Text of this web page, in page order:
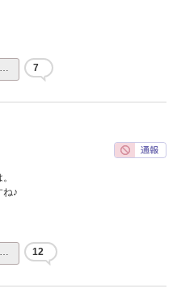
… 7
ね♪
… 12